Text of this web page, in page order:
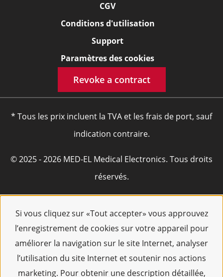
Si vous cliquez sur «Tout accepter» vous approuvez
l’enregistrement de cookies sur votre appareil pour
améliorer la navigation sur le site Internet, analyser
l’utilisation du site Internet et soutenir nos actions
marketing. Pour obtenir une description détaillée,
CGV
Conditions d'utilisation
Support
Paramètres des cookies
Revoke a contract
* Tous les prix incluent la TVA et les frais de port, sauf
indication contraire.
© 2025 - 2026 MED-EL Medical Electronics. Tous droits
réservés.